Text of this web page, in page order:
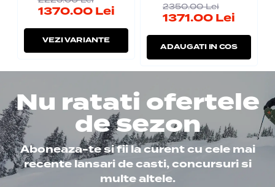
1370.00 Lei
VEZI VARIANTE
2350.00 Lei
1371.00Lei
ADAUGATI IN COS
Nu ratati ofertele
de sezon
Aboneaza-te si fii la curent cu cele mai
recente lansari de casti, concursuri si
multe altele.